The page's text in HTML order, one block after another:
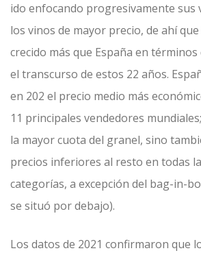
ido enfocando progresivamente sus
los vinos de mayor precio, de ahí
crecido más que España en
el transcurso de estos 22 años.
en 202 el precio medio más
11 principales vendedores
la mayor cuota del granel, sino
precios inferiores al resto en todas
categorías, a excepción del bag-in-
se situó por debajo).
Los datos de 2021 confirmaron que